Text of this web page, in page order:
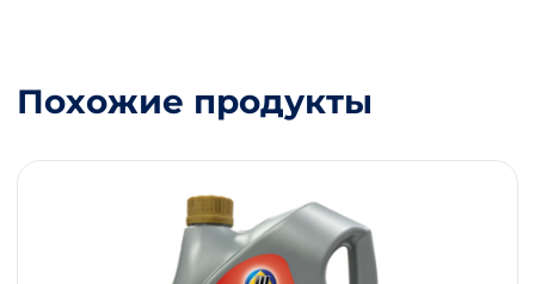
Похожие продукты